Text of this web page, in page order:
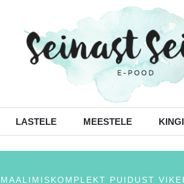
LASTELE MEESTELE
MAALIMISKOMPLEKT PUIDUST